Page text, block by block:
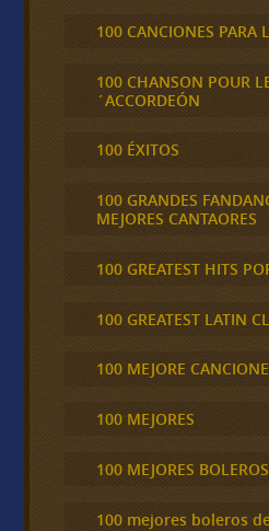
100 CANCIONES PARA
100 CHANSON POUR
´ACCORDEÓN
100 ÉXITOS
100 GRANDES
MEJORES CANTAORES
100 GREATEST HITS
100 GREATEST LATIN
100 MEJORE
100 MEJORES
100 MEJORES BOLEROS
100 mejores boleros